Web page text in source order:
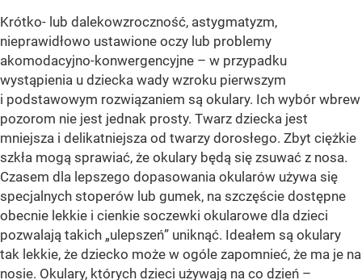
Krótko- lub dalekowzroczność, astygmatyzm,
nieprawidłowo ustawione oczy lub problemy
akomodacyjno-konwergencyjne – w przypadku
wystąpienia u dziecka wady wzroku pierwszym
i podstawowym rozwiązaniem są okulary. Ich wybór wbrew
pozorom nie jest jednak prosty. Twarz dziecka jest
mniejsza i delikatniejsza od twarzy dorosłego. Zbyt ciężkie
szkła mogą sprawiać, że okulary będą się zsuwać z nosa.
Czasem dla lepszego dopasowania okularów używa się
specjalnych stoperów lub gumek, na szczęście dostępne
obecnie lekkie i cienkie soczewki okularowe dla dzieci
pozwalają takich „ulepszeń” uniknąć. Ideałem są okulary
tak lekkie, że dziecko może w ogóle zapomnieć, że ma je na
nosie. Okulary, których dzieci używają na co dzień –